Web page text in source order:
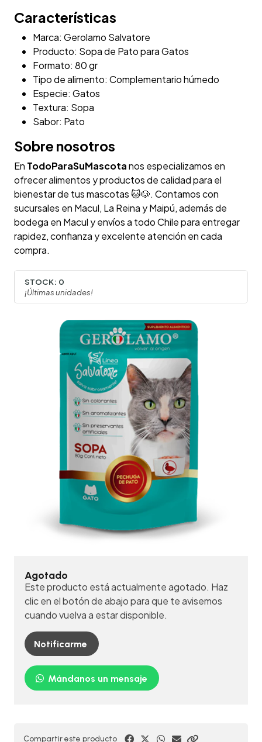
Características
Marca: Gerolamo Salvatore
Producto: Sopa de Pato para Gatos
Formato: 80 gr
Tipo de alimento: Complementario húmedo
Especie: Gatos
Textura: Sopa
Sabor: Pato
Sobre nosotros
En TodoParaSuMascotanos especializamos en
ofrecer alimentos y productos de calidad para el
bienestar de tus mascotas 🐱🐶. Contamos con
sucursales en Macul, La Reina y Maipú, además de
bodega en Macul y envíos a todo Chile para entregar
rapidez, confianza y excelente atención en cada
compra.
STOCK: 0
¡Últimas unidades!
Agotado
Este producto está actualmente agotado. Haz
clic en el botón de abajo para que te avisemos
cuando vuelva a estar disponible.
Notificarme
Mándanos un mensaje
Compartir este producto